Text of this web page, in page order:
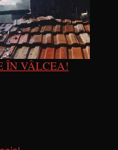
ÎN VÂLCEA!